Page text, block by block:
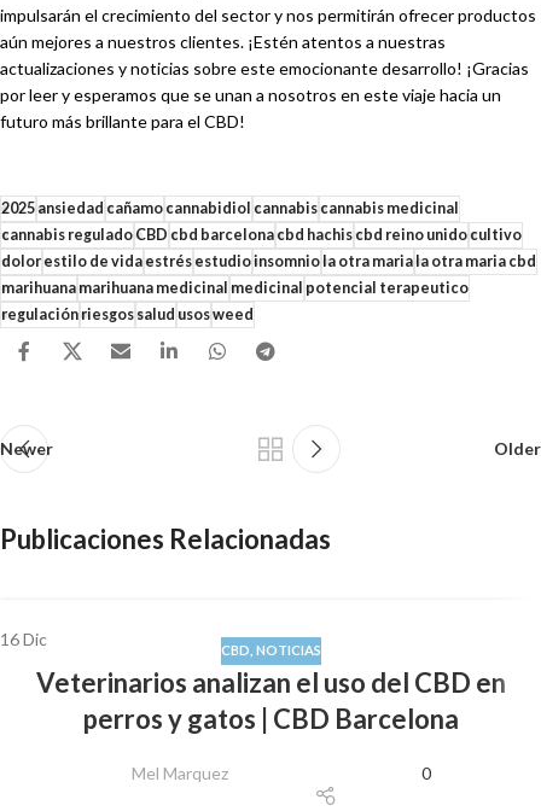
impulsarán el crecimiento del sector y nos permitirán ofrecer productos
aún mejores a nuestros clientes. ¡Estén atentos a nuestras
actualizaciones y noticias sobre este emocionante desarrollo! ¡Gracias
por leer y esperamos que se unan a nosotros en este viaje hacia un
futuro más brillante para el CBD!
2025ansiedad cañamocannabidiol cannabiscannabis medicinal
cannabis reguladoCBD cbd barcelonacbd hachiscbd reino unidocultivo
dolorestilo de vidaestrésestudioinsomniola otra mariala otra maria cbd
marihuanamarihuana medicinal medicinal potencial terapeutico
regulaciónriesgossalud usosweed
Newer Older
Publicaciones Relacionadas
16Dic
CBD NOTICIAS
Veterinarios analizan el uso del CBD en
perros y gatos | CBD Barcelona
Mel Marquez 0